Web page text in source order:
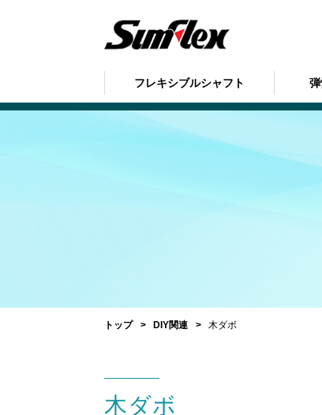
フレキシブルシャフト
トップ DIY関連 木ダボ
木ダボ